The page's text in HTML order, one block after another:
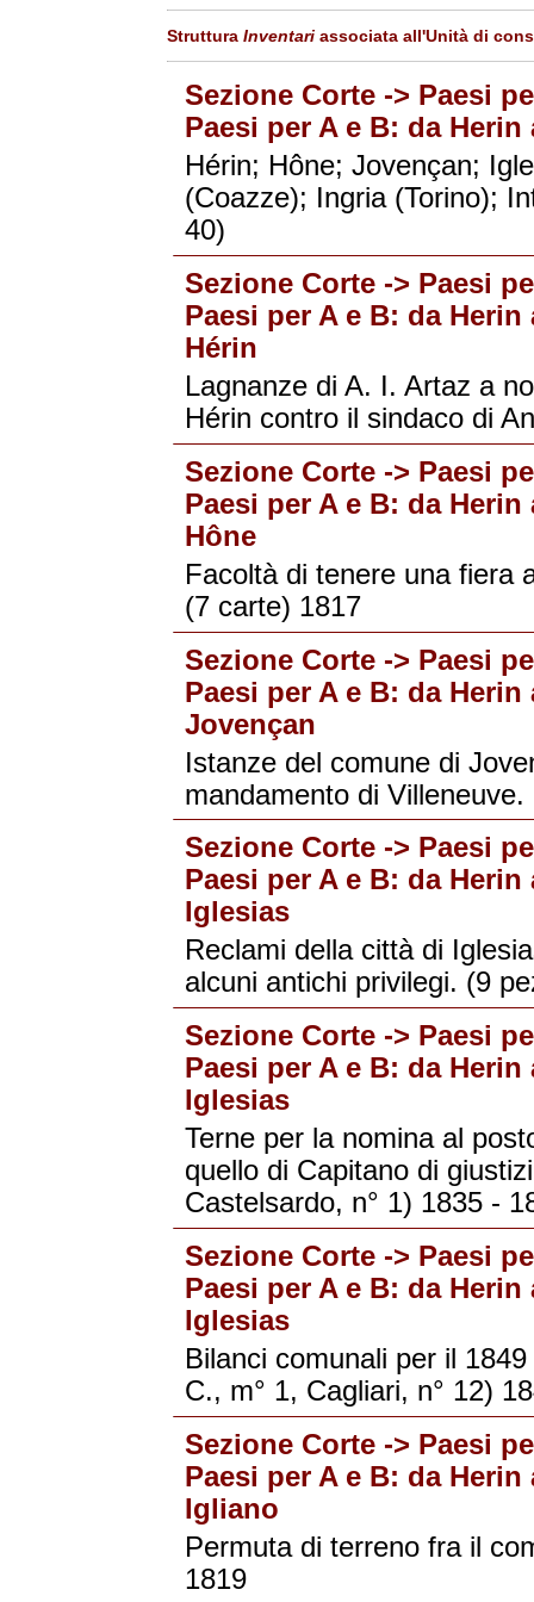
Struttura Inventari associata all'Unità di
Sezione Corte -> Paesi
Paesi per A e B: da Herin
Hérin; Hône; Jovençan;
(Coazze); Ingria (Torino);
40)
Sezione Corte -> Paesi
Paesi per A e B: da
Hérin
Lagnanze di A. I. Artaz a
Hérin contro il sindaco di
Sezione Corte -> Paesi
Paesi per A e B: da
Hône
Facoltà di tenere una fiera
(7 carte) 1817
Sezione Corte -> Paesi
Paesi per A e B: da
Jovençan
Istanze del comune di
mandamento di
Sezione Corte -> Paesi
Paesi per A e B: da
Iglesias
Reclami della città di
alcuni antichi privilegi. (9
Sezione Corte -> Paesi
Paesi per A e B: da
Iglesias
Terne per la nomina al
quello di Capitano di
Castelsardo, n° 1) 1835 -
Sezione Corte -> Paesi
Paesi per A e B: da
Iglesias
Bilanci comunali per il
C., m° 1, Cagliari, n° 12)
Sezione Corte -> Paesi
Paesi per A e B: da
Igliano
Permuta di terreno fra il
1819